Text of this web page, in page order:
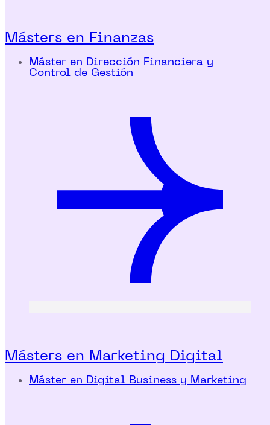
Másters en Finanzas
Máster en Dirección Financiera y
Control de Gestión
Másters en Marketing Digital
Máster en Digital Business y Marketing